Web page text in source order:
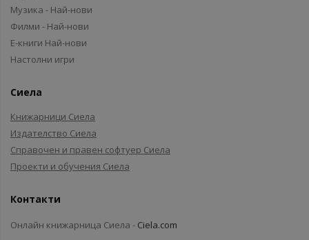
Музика - Най-нови
Филми - Най-нови
Е-книги Най-нови
Настолни игри
Сиела
Книжарници Сиела
Издателство Сиела
Справочен и правен софтуер Сиела
Проекти и обучения Сиела
Контакти
Онлайн книжарница Сиела - Ciela.com